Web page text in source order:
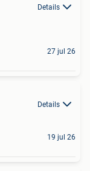
Details
27 jul 26
Details
19 jul 26